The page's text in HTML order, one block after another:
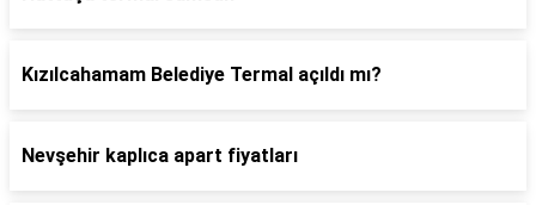
Kızılcahamam Belediye Termal açıldı mı?
Nevşehir kaplıca apart fiyatları